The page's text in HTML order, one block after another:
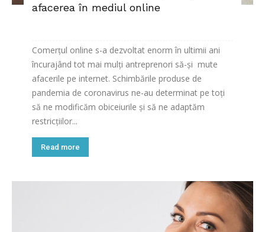
afacerea în mediul online
Comerțul online s-a dezvoltat enorm în ultimii ani
încurajând tot mai mulți antreprenori să-și mute
afacerile pe internet. Schimbările produse de
pandemia de coronavirus ne-au determinat pe toți
să ne modificăm obiceiurile și să ne adaptăm
restricțiilor...
Read more